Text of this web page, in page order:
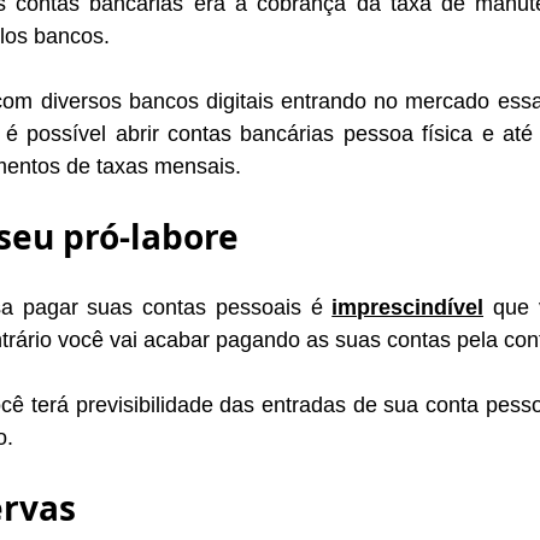
bancos.
diversos bancos digitais entrando no mercado
possível abrir contas bancárias pessoa física e até
de taxas mensais.
pró-labore
pagar suas contas pessoais é imprescindível
que
você vai acabar pagando as suas contas pela
terá previsibilidade das entradas de sua conta